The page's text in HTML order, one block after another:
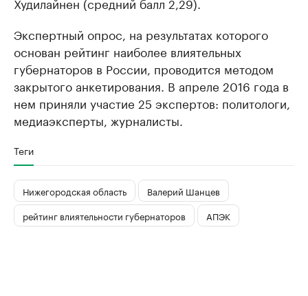
Экспертный опрос, на результатах которого
основан рейтинг наиболее влиятельных
губернаторов в России, проводится методом
закрытого анкетирования. В апреле 2016 года в
нем приняли участие 25 экспертов: политологи,
медиаэксперты, журналисты.
Теги
Нижегородская область
Валерий Шанцев
рейтинг влиятельности губернаторов
АПЭК